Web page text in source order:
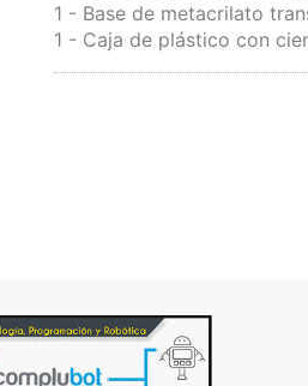
1 - Base de metacrilato
1 - Caja de plástico con